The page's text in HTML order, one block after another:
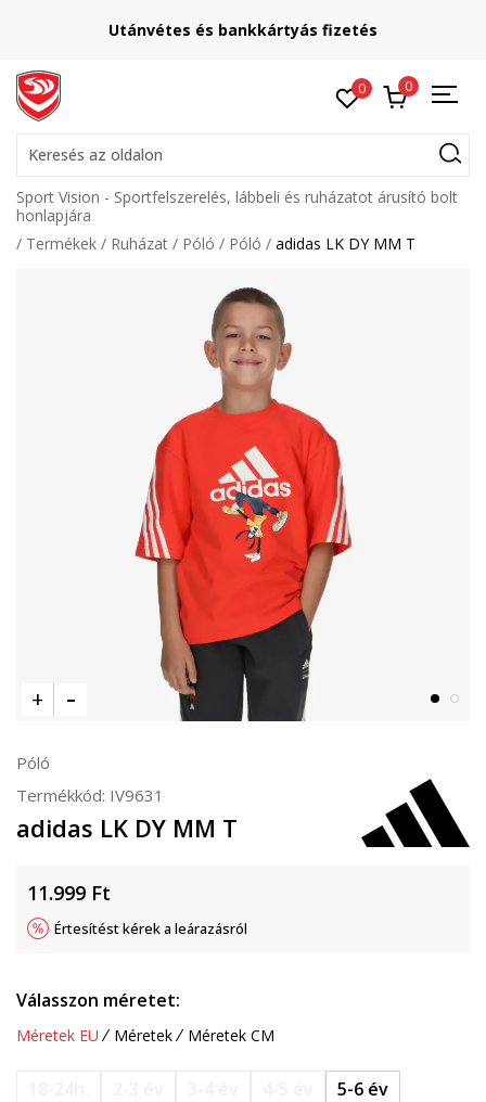
Utánvétes és bankkártyás fizetés
0 0
Keresés az oldalon
Sport Vision - Sportfelszerelés, lábbeli és ruházatot árusító bolt
honlapjára
Termékek
Ruházat Póló Póló adidas LK DY MM T
Póló
Termékkód: IV9631
adidas LK DY MM T
11.999 Ft
Értesítést kérek a leárazásról
Válasszon méretet:
Méretek EU Méretek Méretek CM
5-6 év